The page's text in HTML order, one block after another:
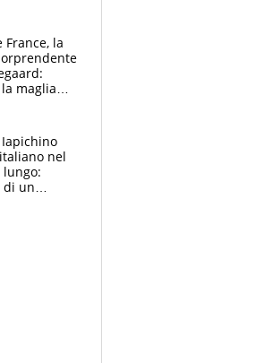
France, la
maglia
evitare
Iapichino
nel
di un